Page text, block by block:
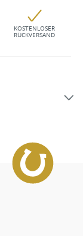
KOSTENLOSER
RÜCKVERSAND